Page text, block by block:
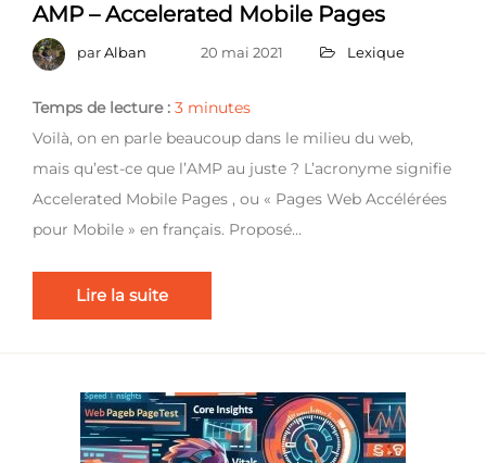
AMP – Accelerated Mobile Pages
parAlban 20 mai 2021 Lexique
Temps de lecture : 3 minutes
Voilà, on en parle beaucoup dans le milieu du web,
mais qu’est-ce que l’AMP au juste ? L’acronyme signifie
Accelerated Mobile Pages , ou « Pages Web Accélérées
pour Mobile » en français. Proposé…
Lire la suite